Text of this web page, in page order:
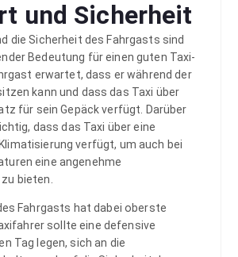
und Sicherheit
die Sicherheit des Fahrgasts sind
Bedeutung für einen guten Taxi-
erwartet, dass er während der
kann und dass das Taxi über
für sein Gepäck verfügt. Darüber
dass das Taxi über eine
verfügt, um auch bei
eine angenehme
bieten.
Fahrgasts hat dabei oberste
sollte eine defensive
Tag legen, sich an die